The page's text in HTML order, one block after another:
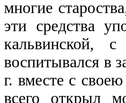
многие
эти средства
кальвинской,
воспитывался в
г. вместе с
всего открыл